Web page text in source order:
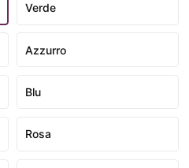
Verde
Azzurro
Blu
Rosa